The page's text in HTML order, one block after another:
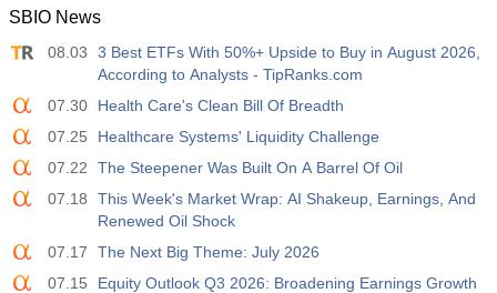
SBIO News
08.03
3 Best ETFs With 50%+ Upside to Buy in August 2026,
According to Analysts - TipRanks.com
07.30
Health Care's Clean Bill Of Breadth
07.25
Healthcare Systems' Liquidity Challenge
07.22
The Steepener Was Built On A Barrel Of Oil
07.18
This Week's Market Wrap: AI Shakeup, Earnings, And
Renewed Oil Shock
07.17
The Next Big Theme: July 2026
07.15
Equity Outlook Q3 2026: Broadening Earnings Growth